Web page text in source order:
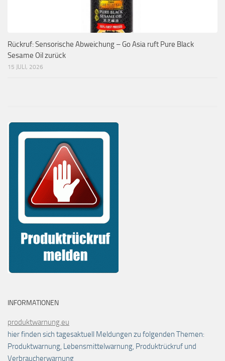
Rückruf: Sensorische Abweichung – Go Asia ruft Pure Black
Sesame Oil zurück
15 JULI, 2026
INFORMATIONEN
produktwarnung.eu
hier finden sich tagesaktuell Meldungen zu folgenden Themen:
Produktwarnung, Lebensmittelwarnung, Produktrückruf und
Verbraucherwarnung